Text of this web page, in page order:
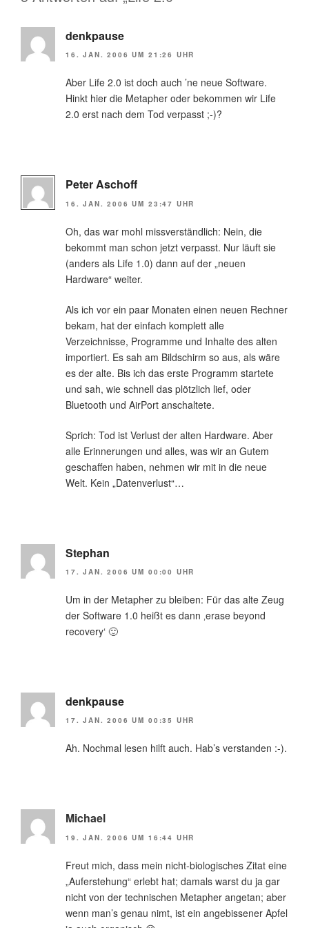
denkpause
16. JAN. 2006 UM 21:26 UHR
Aber Life 2.0 ist doch auch ’ne neue Software.
Hinkt hier die Metapher oder bekommen wir Life
2.0 erst nach dem Tod verpasst ;-)?
Peter Aschoff
16. JAN. 2006 UM 23:47 UHR
Oh, das war mohl missverständlich: Nein, die
bekommt man schon jetzt verpasst. Nur läuft sie
(anders als Life 1.0) dann auf der „neuen
Hardware“ weiter.
Als ich vor ein paar Monaten einen neuen Rechner
bekam, hat der einfach komplett alle
Verzeichnisse, Programme und Inhalte des alten
importiert. Es sah am Bildschirm so aus, als wäre
es der alte. Bis ich das erste Programm startete
und sah, wie schnell das plötzlich lief, oder
Bluetooth und AirPort anschaltete.
Sprich: Tod ist Verlust der alten Hardware. Aber
alle Erinnerungen und alles, was wir an Gutem
geschaffen haben, nehmen wir mit in die neue
Welt. Kein „Datenverlust“…
Stephan
17. JAN. 2006 UM 00:00 UHR
Um in der Metapher zu bleiben: Für das alte Zeug
der Software 1.0 heißt es dann ‚erase beyond
recovery‘ 🙂
denkpause
17. JAN. 2006 UM 00:35 UHR
Ah. Nochmal lesen hilft auch. Hab’s verstanden :-).
Michael
19. JAN. 2006 UM 16:44 UHR
Freut mich, dass mein nicht-biologisches Zitat eine
„Auferstehung“ erlebt hat; damals warst du ja gar
nicht von der technischen Metapher angetan; aber
wenn man’s genau nimt, ist ein angebissener Apfel